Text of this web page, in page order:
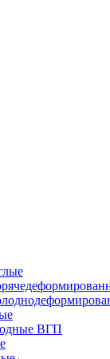
ВГП